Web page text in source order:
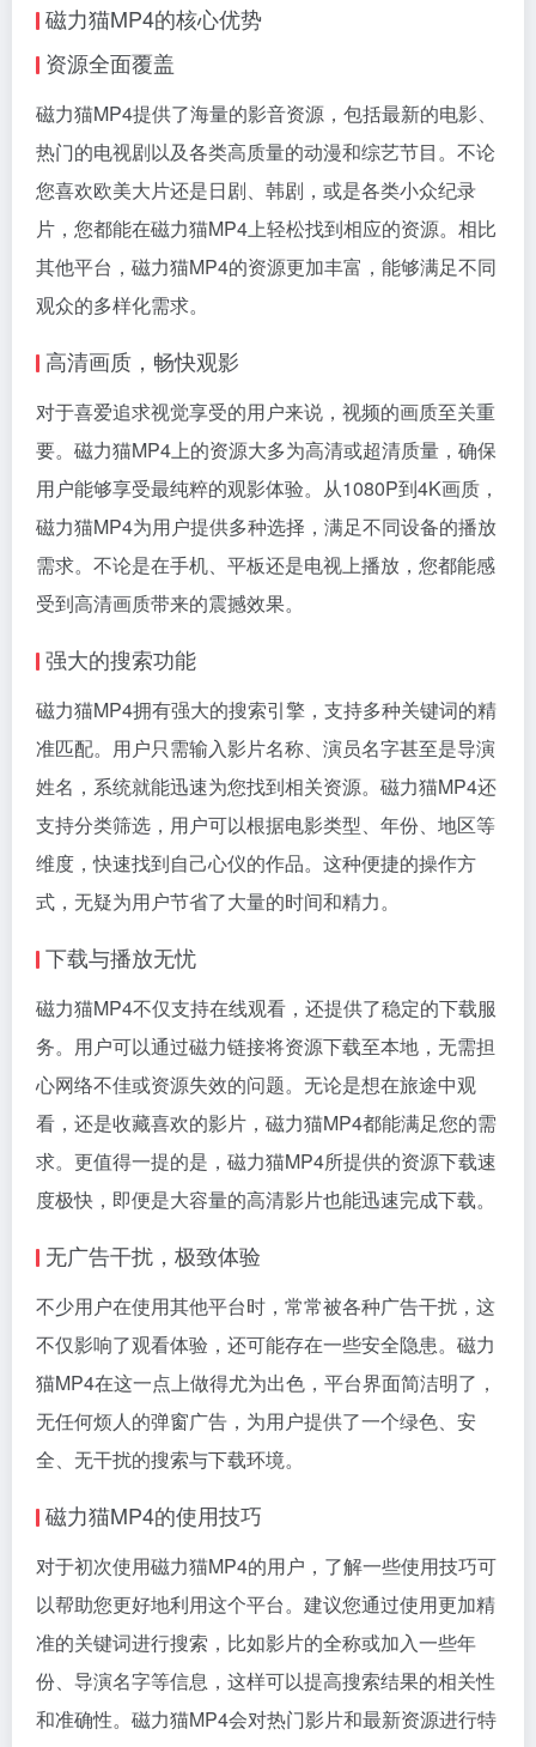
磁力猫MP4的核心优势
资源全面覆盖
磁力猫MP4提供了海量的影音资源，包括最新的电影、
热门的电视剧以及各类高质量的动漫和综艺节目。不论
您喜欢欧美大片还是日剧、韩剧，或是各类小众纪录
片，您都能在磁力猫MP4上轻松找到相应的资源。相比
其他平台，磁力猫MP4的资源更加丰富，能够满足不同
观众的多样化需求。
高清画质，畅快观影
对于喜爱追求视觉享受的用户来说，视频的画质至关重
要。磁力猫MP4上的资源大多为高清或超清质量，确保
用户能够享受最纯粹的观影体验。从1080P到4K画质，
磁力猫MP4为用户提供多种选择，满足不同设备的播放
需求。不论是在手机、平板还是电视上播放，您都能感
受到高清画质带来的震撼效果。
强大的搜索功能
磁力猫MP4拥有强大的搜索引擎，支持多种关键词的精
准匹配。用户只需输入影片名称、演员名字甚至是导演
姓名，系统就能迅速为您找到相关资源。磁力猫MP4还
支持分类筛选，用户可以根据电影类型、年份、地区等
维度，快速找到自己心仪的作品。这种便捷的操作方
式，无疑为用户节省了大量的时间和精力。
下载与播放无忧
磁力猫MP4不仅支持在线观看，还提供了稳定的下载服
务。用户可以通过磁力链接将资源下载至本地，无需担
心网络不佳或资源失效的问题。无论是想在旅途中观
看，还是收藏喜欢的影片，磁力猫MP4都能满足您的需
求。更值得一提的是，磁力猫MP4所提供的资源下载速
度极快，即便是大容量的高清影片也能迅速完成下载。
无广告干扰，极致体验
不少用户在使用其他平台时，常常被各种广告干扰，这
不仅影响了观看体验，还可能存在一些安全隐患。磁力
猫MP4在这一点上做得尤为出色，平台界面简洁明了，
无任何烦人的弹窗广告，为用户提供了一个绿色、安
全、无干扰的搜索与下载环境。
磁力猫MP4的使用技巧
对于初次使用磁力猫MP4的用户，了解一些使用技巧可
以帮助您更好地利用这个平台。建议您通过使用更加精
准的关键词进行搜索，比如影片的全称或加入一些年
份、导演名字等信息，这样可以提高搜索结果的相关性
和准确性。磁力猫MP4会对热门影片和最新资源进行特